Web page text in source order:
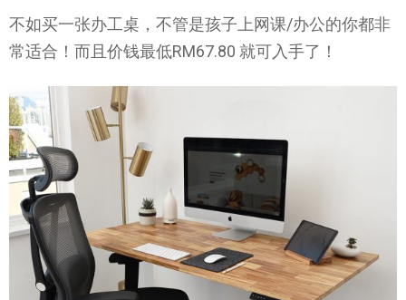
不如买一张办工桌，不管是孩子上网课/办公的你都非
常适合！而且价钱最低RM67.80 就可入手了！